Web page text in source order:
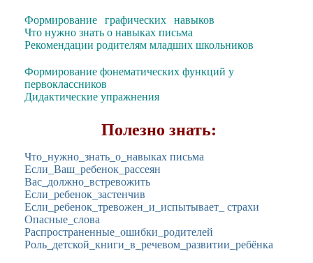
Формирование графических навыков
Что нужно знать о навыках письма
Рекомендации родителям младших школьников
Формирование фонематических функций у
первоклассников
Дидактические упражнения
Полезно знать:
Что_нужно_знать_о_навыках письма
Если_Ваш_ребенок_рассеян
Вас_должно_встревожить
Если_ребенок_застенчив
Если_ребенок_тревожен_и_испытывает_ страхи
Опасные_слова
Распространенные_ошибки_родителей
Роль_детской_книги_в_речевом_развитии_ребёнка